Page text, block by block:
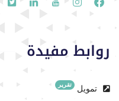
روابط مفيدة
تمويل تقرير